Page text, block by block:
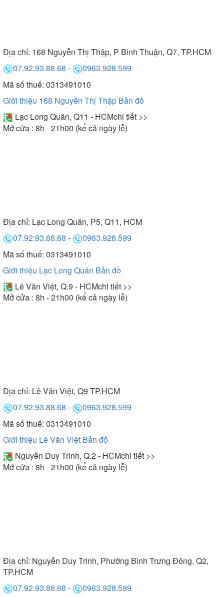
Địa chỉ: 168 Nguyễn Thị Thập, P Bình Thuận, Q7, TP.HCM
07.92.93.88.68 -
0963.928.599
Mã số thuế: 0313491010
Giới thiệu 168 Nguyễn Thị Thập Bản đồ
Lạc Long Quân, Q11 - HCMchi tiết >>
Mở cửa : 8h - 21h00 (kể cả ngày lễ)
Địa chỉ: Lạc Long Quân, P5, Q11, HCM
07.92.93.88.68 -
0963.928.599
Mã số thuế: 0313491010
Giới thiệu Lạc Long Quân Bản đồ
Lê Văn Việt, Q.9 - HCMchi tiết >>
Mở cửa : 8h - 21h00 (kể cả ngày lễ)
Địa chỉ: Lê Văn Việt, Q9 TP.HCM
07.92.93.88.68 -
0963.928.599
Mã số thuế: 0313491010
Giới thiệu Lê Văn Việt Bản đồ
Nguyễn Duy Trinh, Q.2 - HCMchi tiết >>
Mở cửa : 8h - 21h00 (kể cả ngày lễ)
Địa chỉ: Nguyễn Duy Trinh, Phường Bình Trưng Đông, Q2,
TP.HCM
07.92.93.88.68 -
0963.928.599